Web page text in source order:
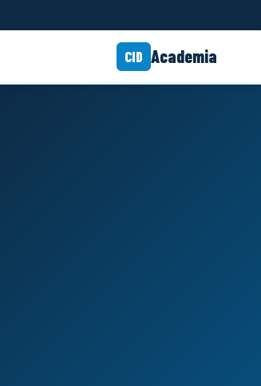
CID Academia